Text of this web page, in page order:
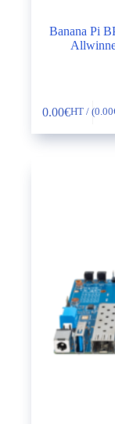
Banana Pi
0.00€HT / (0.00